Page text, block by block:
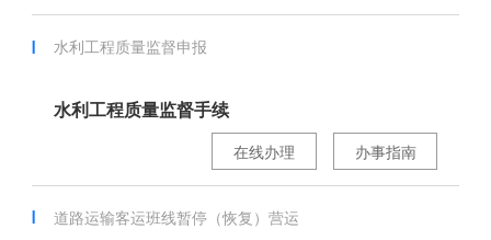
水利工程质量监督申报
水利工程质量监督手续
办事指南
在线办理
道路运输客运班线暂停（恢复）营运